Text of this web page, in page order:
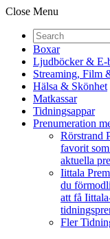
Close Menu
Boxar
Ljudböcker & E-
Streaming, Film
Hälsa & Skönhet
Matkassar
Tidningsappar
Prenumeration
Rörstrand
favorit
aktuella
Iittala
du
att få
Fler